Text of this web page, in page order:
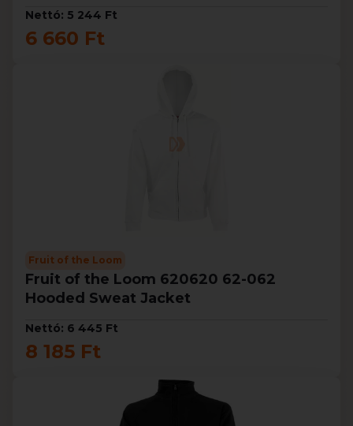
Nettó: 5 244 Ft
6 660 Ft
Fruit of the Loom
Fruit of the Loom 620620 62-062
Hooded Sweat Jacket
Nettó: 6 445 Ft
8 185 Ft